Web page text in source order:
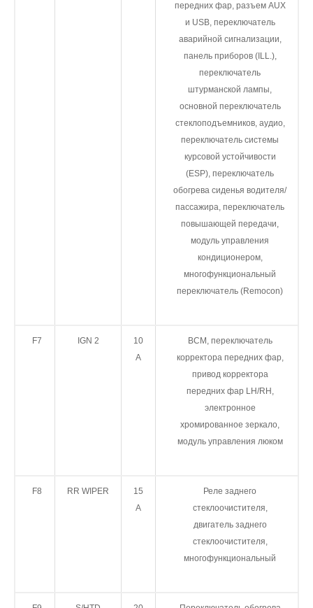
передних фар, разъем AUX
и USB, переключатель
аварийной сигнализации,
панель приборов (ILL.),
переключатель
штурманской лампы,
основной переключатель
стеклоподъемников, аудио,
переключатель системы
курсовой устойчивости
(ESP), переключатель
обогрева сиденья водителя/
пассажира, переключатель
повышающей передачи,
модуль управления
кондиционером,
многофункциональный
переключатель (Remocon)
F7 IGN 2
10
А
BCM, переключатель
корректора передних фар,
привод корректора
передних фар LH/RH,
электронное
хромированное зеркало,
модуль управления люком
F8 RR WIPER
15
А
Реле заднего
стеклоочистителя,
двигатель заднего
стеклоочистителя,
многофункциональный